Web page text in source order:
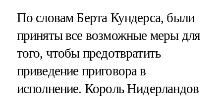
По словам Берта Кундерса, были
приняты все возможные меры для
того, чтобы предотвратить
приведение приговора в
исполнение. Король Нидерландов